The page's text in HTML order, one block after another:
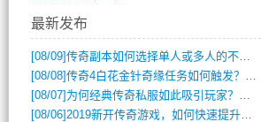
最新发布
[08/09]传奇副本如何选择单人或多人的不同模式？
[08/08]传奇4白花金针奇缘任务如何触发？完整攻略解析
[08/07] 为何经典传奇私服如此吸引玩家？深度攻略解析
[08/06]2019新开传奇游戏，如何快速提升角色等级？